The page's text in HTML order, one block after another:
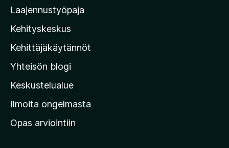
z
i
l
a
n
v
r
Laajennustyöpaja
Kehityskeskus
Kehittäjäkäytännöt
Yhteisön blogi
Keskustelualue
Ilmoita ongelmasta
Opas arviointiin